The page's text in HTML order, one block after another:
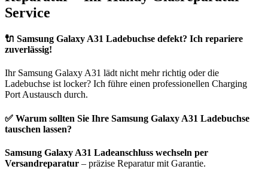
Service
🔌 Samsung Galaxy A31 Ladebuchse defekt? Ich repariere
zuverlässig!
Ihr Samsung Galaxy A31 lädt nicht mehr richtig oder die
Ladebuchse ist locker? Ich führe einen professionellen Charging
Port Austausch durch.
✅ Warum sollten Sie Ihre Samsung Galaxy A31 Ladebuchse
tauschen lassen?
Samsung Galaxy A31 Ladeanschluss wechseln per
Versandreparatur – präzise Reparatur mit Garantie.